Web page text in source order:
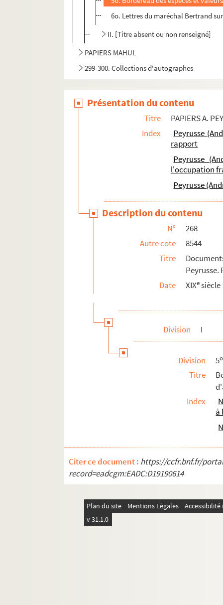
6o. Lettres du maréchal Bertrand
II. [Titre absent ou non renseigné]
PAPIERS MAHUL
299-300. Collections d'autographes
Présentation du contenu
Titre
PAPIERS A.
Index
Peyrusse
rapport
Peyrusse
l'occupation
Peyrusse
Description du contenu
N°
268
Autre cote
8544
Titre
Peyrusse.
Date
XIXesiècle
Division I
Division 5o
Titre
Index
à
Citer ce document : https://ccfr.bnf.fr/
record=eadcgm:EADC:D19190614
Plan du site Mentions Légales
v 31.1.0